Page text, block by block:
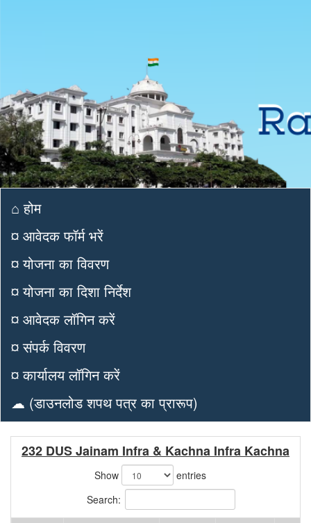
⌂ होम
¤ आवेदक फॉर्म भरें
¤ योजना का विवरण
¤ योजना का दिशा निर्देश
¤ आवेदक लॉगिन करें
¤ संपर्क विवरण
¤ कार्यालय लॉगिन करें
☁ (डाउनलोड शपथ पत्र का प्रारूप)
232 DUS Jainam Infra & Kachna Infra Kachna
Show
entries
Search: